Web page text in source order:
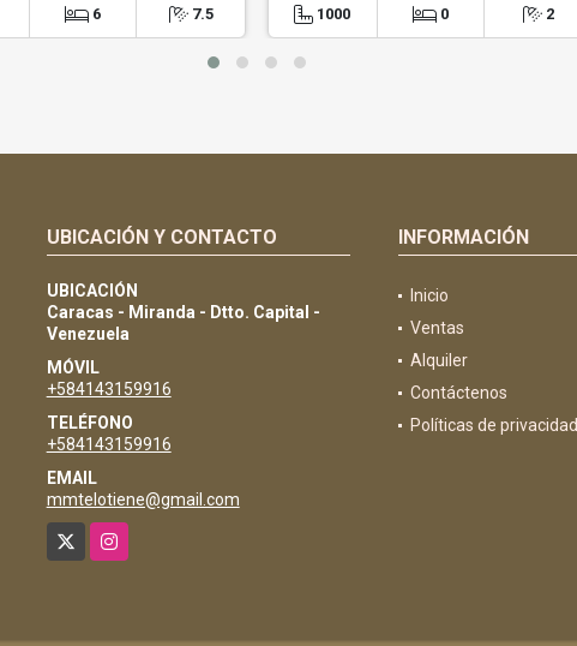
6 7.5 1000 0 2
UBICACIÓN Y CONTACTO
UBICACIÓN
Caracas - Miranda - Dtto. Capital -
Venezuela
MÓVIL
+584143159916
TELÉFONO
+584143159916
EMAIL
mmtelotiene@gmail.com
Instagram
INFORMACIÓN
Inicio
Ventas
Alquiler
Contáctenos
Políticas de privacidad